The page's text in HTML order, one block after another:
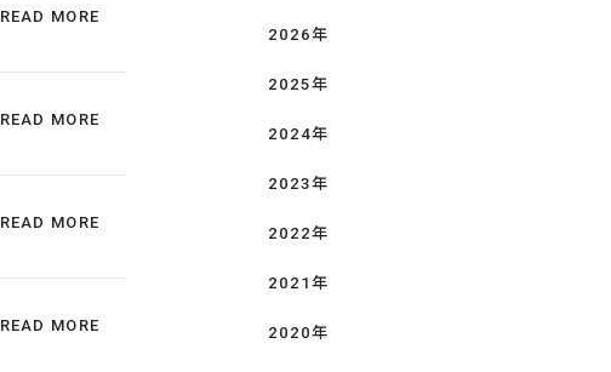
READ MORE
READ MORE
READ MORE
READ MORE
2026年
2025年
2024年
2023年
2022年
2021年
2020年